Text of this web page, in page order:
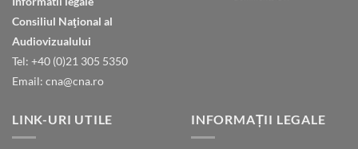
Consiliul Naţional al
Audiovizualului
Tel: +40 (0)21 305 5350
Email: cna@cna.ro
LINK-URI UTILE INFORMAȚII LEGALE